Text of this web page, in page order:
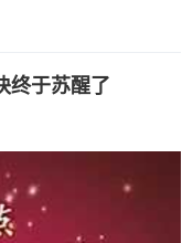
终于苏醒了